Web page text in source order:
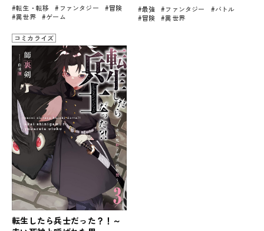
#転生・転移 #ファンタジー
#冒険
#異世界
#ゲーム
#最強 #ファンタジー
#バトル
#冒険
#異世界
コミカライズ
転生したら兵士だった？！～